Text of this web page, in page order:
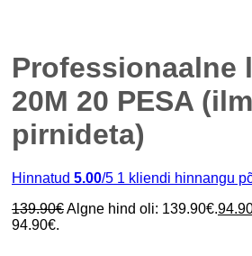
Professionaalne
20M 20 PESA
pirnideta)
Hinnatud 5.00/5 1 kliendi hinnangu
139.90€Algne hind oli: 139.90€.
94.90€.